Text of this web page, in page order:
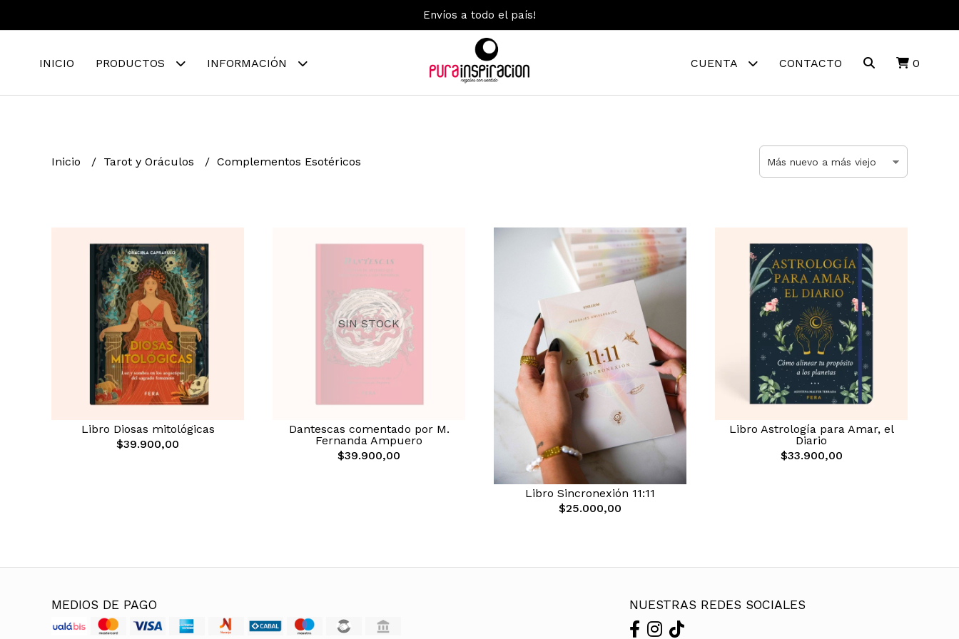
Envíos a todo el país!
INICIO PRODUCTOS INFORMACIÓN CUENTA CONTACTO 0
Inicio Tarot y Oráculos Complementos Esotéricos
Libro Diosas mitológicas
$39.900,00
SIN STOCK
Dantescas comentado por M.
Fernanda Ampuero
$39.900,00
Libro Sincronexión 11:11
$25.000,00
Libro Astrología para Amar, el
Diario
$33.900,00
MEDIOS DE PAGO NUESTRAS REDES SOCIALES